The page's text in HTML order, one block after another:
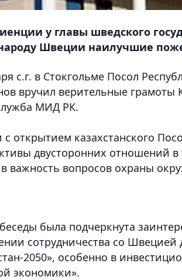
у главы шведского
Швеции наилучшие
с.г. в Стокгольме Посол
вручил верительные грамоты
МИД РК.
с открытием казахстанского
двусторонних отношений
важность вопросов охраны
была подчеркнута
сотрудничества со Швецией
2050», особенно в
экономики».